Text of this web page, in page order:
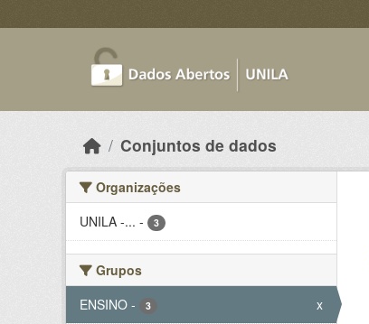
Conjuntos de dados
Organizações
UNILA -... - 3
Grupos
ENSINO - 3 x